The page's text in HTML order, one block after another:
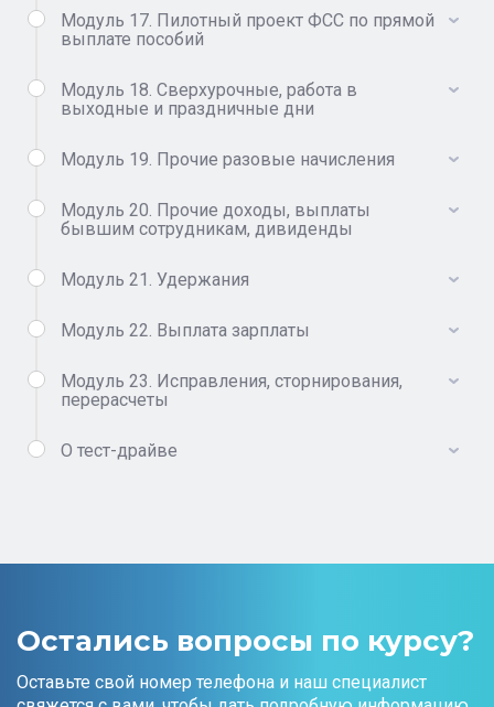
Модуль 17. Пилотный проект ФСС по прямой
выплате пособий
Модуль 18. Сверхурочные, работа в
выходные и праздничные дни
Модуль 19. Прочие разовые начисления
Модуль 20. Прочие доходы, выплаты
бывшим сотрудникам, дивиденды
Модуль 21. Удержания
Модуль 22. Выплата зарплаты
Модуль 23. Исправления, сторнирования,
перерасчеты
О тест-драйве
Остались вопросы по курсу?
Оставьте свой номер телефона и наш специалист